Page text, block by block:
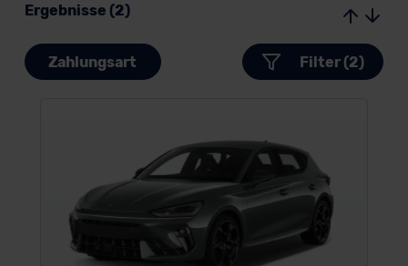
Ergebnisse (2)
Zahlungsart Filter (2)